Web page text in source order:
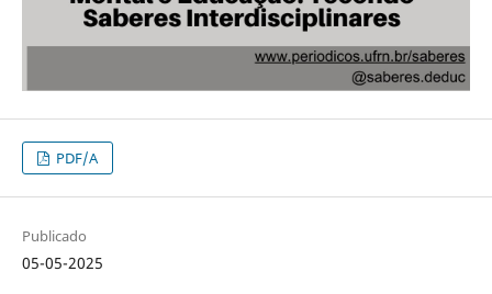
PDF/A
Publicado
05-05-2025